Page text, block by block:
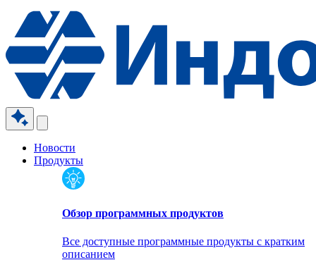
Новости
Продукты
Обзор программных продуктов
Все доступные программные продукты с кратким
описанием